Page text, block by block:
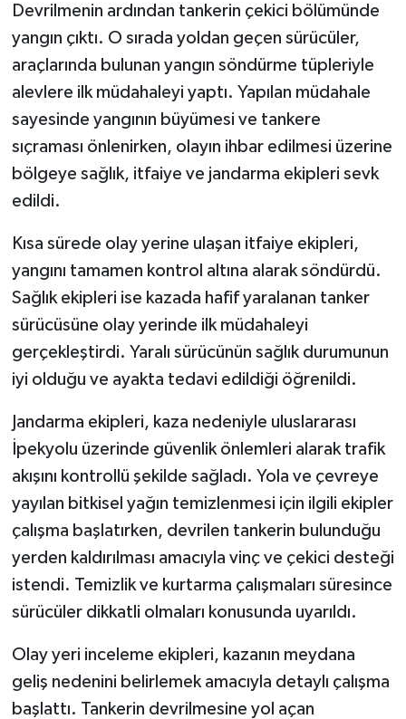
Devrilmenin ardından tankerin çekici bölümünde
yangın çıktı. O sırada yoldan geçen sürücüler,
araçlarında bulunan yangın söndürme tüpleriyle
alevlere ilk müdahaleyi yaptı. Yapılan müdahale
sayesinde yangının büyümesi ve tankere
sıçraması önlenirken, olayın ihbar edilmesi üzerine
bölgeye sağlık, itfaiye ve jandarma ekipleri sevk
edildi.
Kısa sürede olay yerine ulaşan itfaiye ekipleri,
yangını tamamen kontrol altına alarak söndürdü.
Sağlık ekipleri ise kazada hafif yaralanan tanker
sürücüsüne olay yerinde ilk müdahaleyi
gerçekleştirdi. Yaralı sürücünün sağlık durumunun
iyi olduğu ve ayakta tedavi edildiği öğrenildi.
Jandarma ekipleri, kaza nedeniyle uluslararası
İpekyolu üzerinde güvenlik önlemleri alarak trafik
akışını kontrollü şekilde sağladı. Yola ve çevreye
yayılan bitkisel yağın temizlenmesi için ilgili ekipler
çalışma başlatırken, devrilen tankerin bulunduğu
yerden kaldırılması amacıyla vinç ve çekici desteği
istendi. Temizlik ve kurtarma çalışmaları süresince
sürücüler dikkatli olmaları konusunda uyarıldı.
Olay yeri inceleme ekipleri, kazanın meydana
geliş nedenini belirlemek amacıyla detaylı çalışma
başlattı. Tankerin devrilmesine yol açan